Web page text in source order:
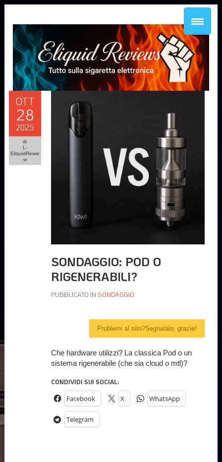
OTT
28
2025
di
L-
EliquidRewie
w
SONDAGGIO: POD O
RIGENERABILI?
PUBBLICATO IN SONDAGGIO
Problemi al sito?Segnalalo, grazie!
Che hardware utilizzi? La classica Pod o un
sistema rigenerabile (che sia cloud o mtl)?
CONDIVIDI SUI SOCIAL:
Facebook X WhatsApp
Telegram